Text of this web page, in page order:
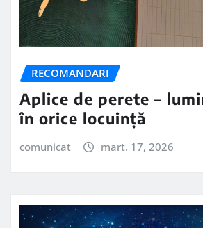
RECOMANDARI
Aplice de perete –
în orice locuință
comunicat mart. 17, 2026